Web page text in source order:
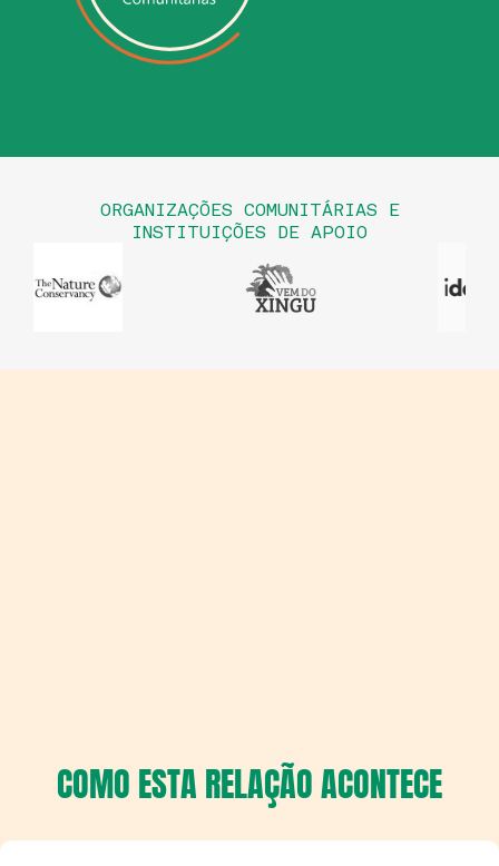
ORGANIZAÇÕES COMUNITÁRIAS E
INSTITUIÇÕES DE APOIO
COMO ESTA RELAÇÃO ACONTECE